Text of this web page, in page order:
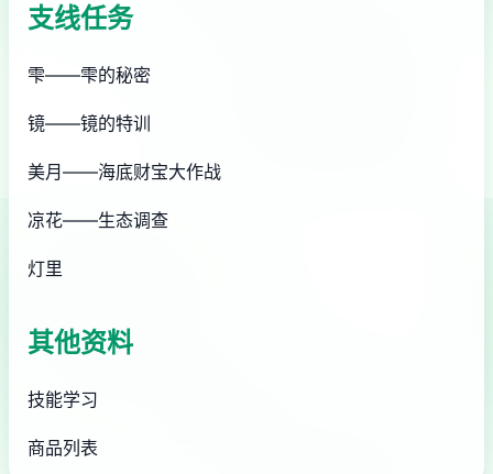
支线任务
雫——雫的秘密
镜——镜的特训
美月——海底财宝大作战
凉花——生态调查
灯里
其他资料
技能学习
商品列表